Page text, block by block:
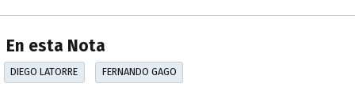
En esta Nota
DIEGO LATORRE FERNANDO GAGO